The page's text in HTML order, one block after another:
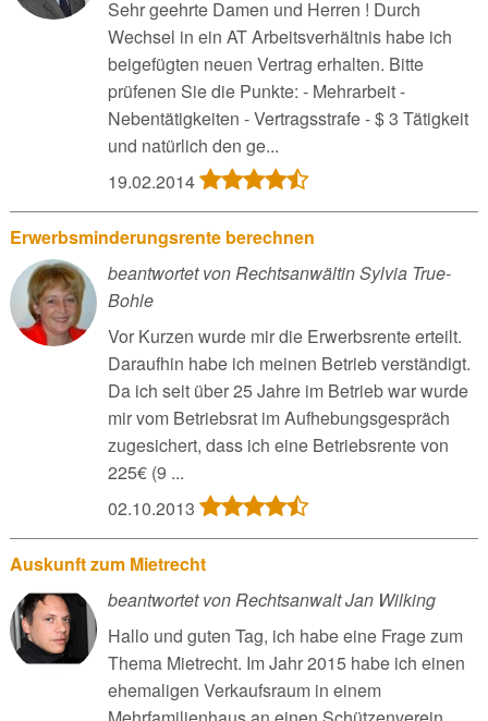
Sehr geehrte Damen und Herren ! Durch
Wechsel in ein AT Arbeitsverhältnis habe ich
beigefügten neuen Vertrag erhalten. Bitte
prüfenen Sie die Punkte: - Mehrarbeit -
Nebentätigkeiten - Vertragsstrafe - $ 3 Tätigkeit
und natürlich den ge...
19.02.2014
Erwerbsminderungsrente berechnen
beantwortet von Rechtsanwältin Sylvia True-
Bohle
Vor Kurzen wurde mir die Erwerbsrente erteilt.
Daraufhin habe ich meinen Betrieb verständigt.
Da ich seit über 25 Jahre im Betrieb war wurde
mir vom Betriebsrat im Aufhebungsgespräch
zugesichert, dass ich eine Betriebsrente von
225€ (9 ...
02.10.2013
Auskunft zum Mietrecht
beantwortet von Rechtsanwalt Jan Wilking
Hallo und guten Tag, ich habe eine Frage zum
Thema Mietrecht. Im Jahr 2015 habe ich einen
ehemaligen Verkaufsraum in einem